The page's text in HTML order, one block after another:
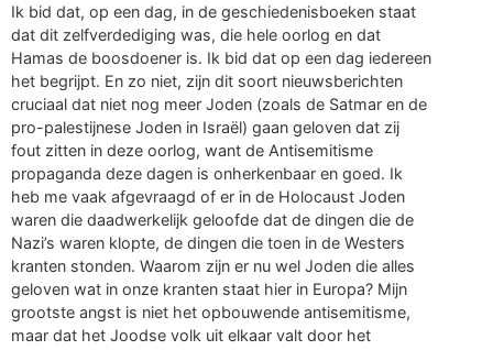
Ik bid dat, op een dag, in de geschiedenisboeken staat
dat dit zelfverdediging was, die hele oorlog en dat
Hamas de boosdoener is. Ik bid dat op een dag iedereen
het begrijpt. En zo niet, zijn dit soort nieuwsberichten
cruciaal dat niet nog meer Joden (zoals de Satmar en de
pro-palestijnese Joden in Israël) gaan geloven dat zij
fout zitten in deze oorlog, want de Antisemitisme
propaganda deze dagen is onherkenbaar en goed. Ik
heb me vaak afgevraagd of er in de Holocaust Joden
waren die daadwerkelijk geloofde dat de dingen die de
Nazi’s waren klopte, de dingen die toen in de Westers
kranten stonden. Waarom zijn er nu wel Joden die alles
geloven wat in onze kranten staat hier in Europa? Mijn
grootste angst is niet het opbouwende antisemitisme,
maar dat het Joodse volk uit elkaar valt door het